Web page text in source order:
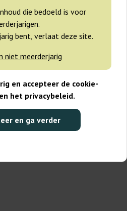
die bedoeld is voor
bent, verlaat deze site.
niet meerderjarig
en accepteer de cookie-
het privacybeleid.
en ga verder